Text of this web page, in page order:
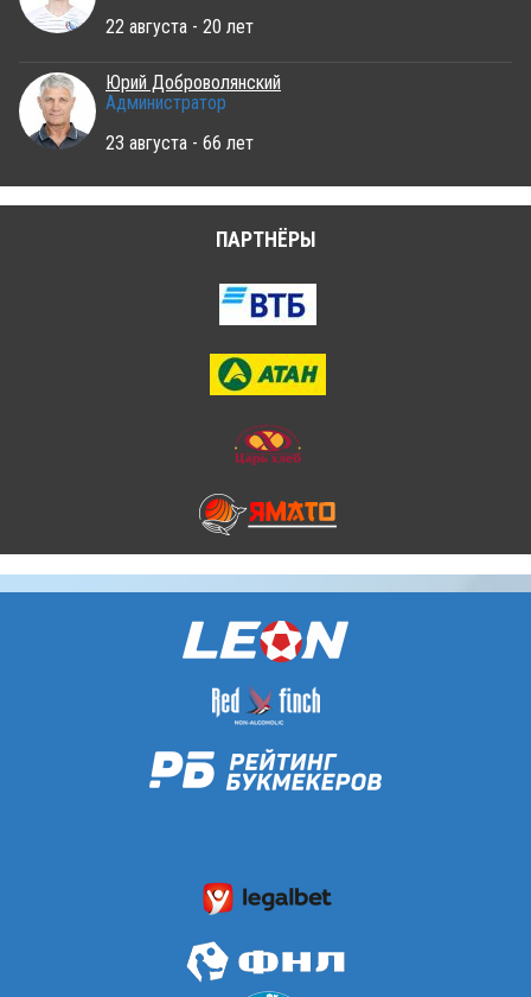
22 августа - 20 лет
Юрий Доброволянский
Администратор
23 августа - 66 лет
ПАРТНЁРЫ